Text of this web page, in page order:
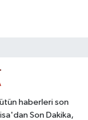
haberleri son
Son Dakika,